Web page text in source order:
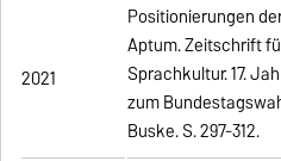
2021
Positionierungen
Aptum. Zeitschrift
Sprachkultur. 17.
zum
Buske. S. 297-312.